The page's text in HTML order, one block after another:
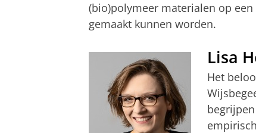
(bio)polymeer materialen op
gemaakt kunnen worden.
Lisa
Het